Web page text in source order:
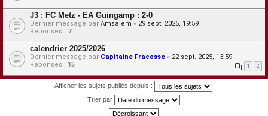
J3 : FC Metz - EA Guingamp : 2-0
Dernier message par Amsalem « 29 sept. 2025, 19:59
Réponses : 7
calendrier 2025/2026
Dernier message par Capitaine Fracasse « 22 sept. 2025, 13:59
Réponses : 15 1 2
Afficher les sujets publiés depuis :
Trier par